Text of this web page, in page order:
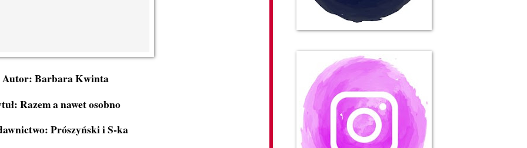
Autor: Barbara Kwinta
Razem a nawet osobno
Prószyński i S-ka